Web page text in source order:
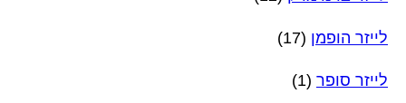
לייזר הופמן (17)
לייזר סופר (1)